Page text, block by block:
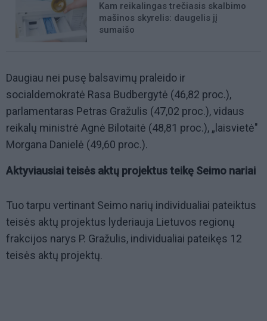
Kam reikalingas trečiasis skalbimo
mašinos skyrelis: daugelis jį
sumaišo
Daugiau nei pusę balsavimų praleido ir
socialdemokratė Rasa Budbergytė (46,82 proc.),
parlamentaras Petras Gražulis (47,02 proc.), vidaus
reikalų ministrė Agnė Bilotaitė (48,81 proc.), „laisvietė"
Morgana Danielė (49,60 proc.).
Aktyviausiai teisės aktų projektus teikę Seimo nariai
Tuo tarpu vertinant Seimo narių individualiai pateiktus
teisės aktų projektus lyderiauja Lietuvos regionų
frakcijos narys P. Gražulis, individualiai pateikęs 12
teisės aktų projektų.